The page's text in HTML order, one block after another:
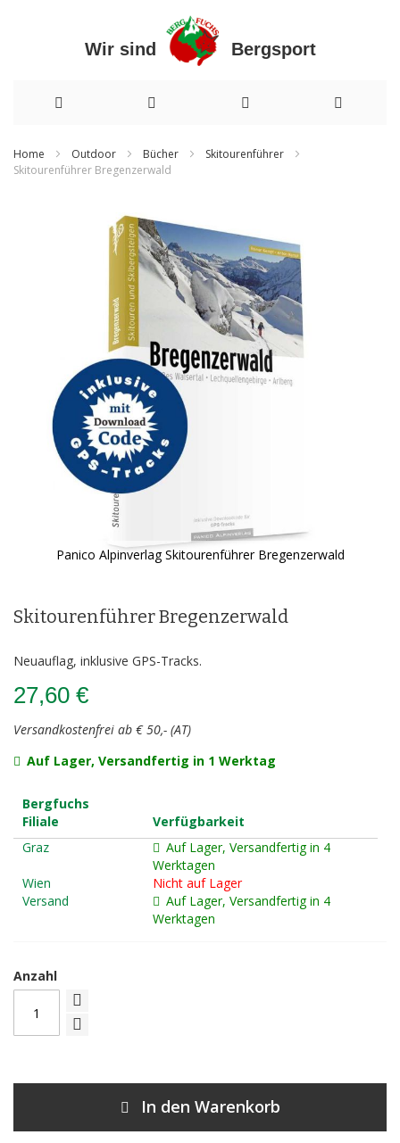
Wir sind Bergsport
zum
Home Outdoor Bücher
Skitourenführer
Skitourenführer Bregenzerwald
Panico Alpinverlag Skitourenführer Bregenzerwald
der
Skitourenführer Bregenzerwald
Neuauflag, inklusive GPS-Tracks.
27,60 €
Versandkostenfrei ab € 50,- (AT)
Auf Lager, Versandfertig in 1 Werktag
Bergfuchs
Filiale
Verfügbarkeit
Graz
Auf Lager, Versandfertig in 4
Werktagen
Wien
Nicht auf Lager
Versand
Auf Lager, Versandfertig in 4
Werktagen
Anzahl
In den Warenkorb